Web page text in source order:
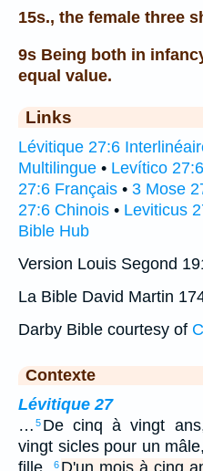
15s., the female three
9s Being both in
equal value.
Links
Lévitique 27:6
Multilingue • Levítico
27:6 Français • 3 Mose
27:6 Chinois • Leviticus
Bible Hub
Version Louis Segond
La Bible David Martin
Darby Bible courtesy of
Contexte
Lévitique 27
… 5 De cinq à vingt
vingt sicles pour un
fille.
6 D'un mois à cinq